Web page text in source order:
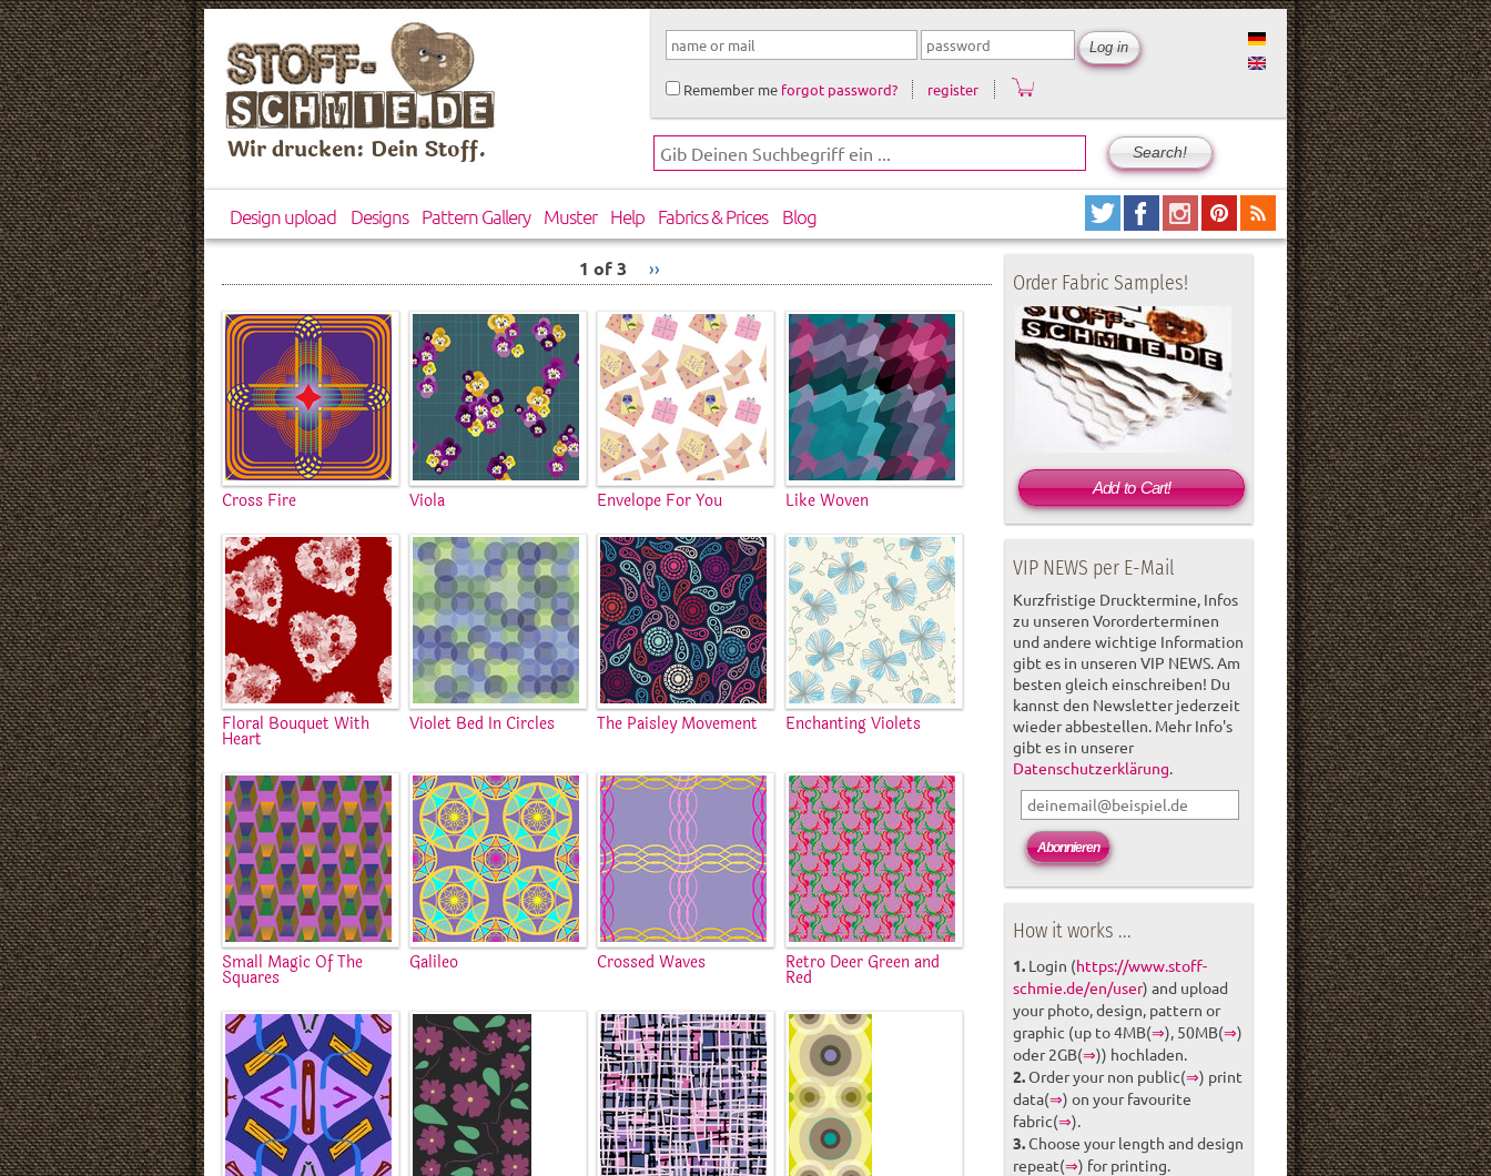
Wir drucken: Dein Stoff.
Remember me forgot password? register
Design upload Designs Pattern Gallery Muster Help Fabrics & Prices Blog
1 of 3 ››
Cross Fire Viola Envelope For You Like Woven
Floral Bouquet With
Heart
Violet Bed In Circles The Paisley Movement Enchanting Violets
Small Magic Of The
Squares
Galileo Crossed Waves Retro Deer Green and
Red
Order Fabric Samples!
Add to Cart!
VIP NEWS per E-Mail
Kurzfristige Drucktermine, Infos
zu unseren Vororderterminen
und andere wichtige Information
gibt es in unseren VIP NEWS. Am
besten gleich einschreiben! Du
kannst den Newsletter jederzeit
wieder abbestellen. Mehr Info's
gibt es in unserer
Datenschutzerklärung
How it works ...
1. Login (https://www.stoff-
schmie.de/en/user) and upload
your photo, design, pattern or
graphic (up to 4MB(⇒), 50MB(⇒)
oder 2GB(⇒)) hochladen.
2.Order your non public(⇒) print
data(⇒) on your favourite
fabric(⇒).
3.Choose your length and design
repeat(⇒) for printing.